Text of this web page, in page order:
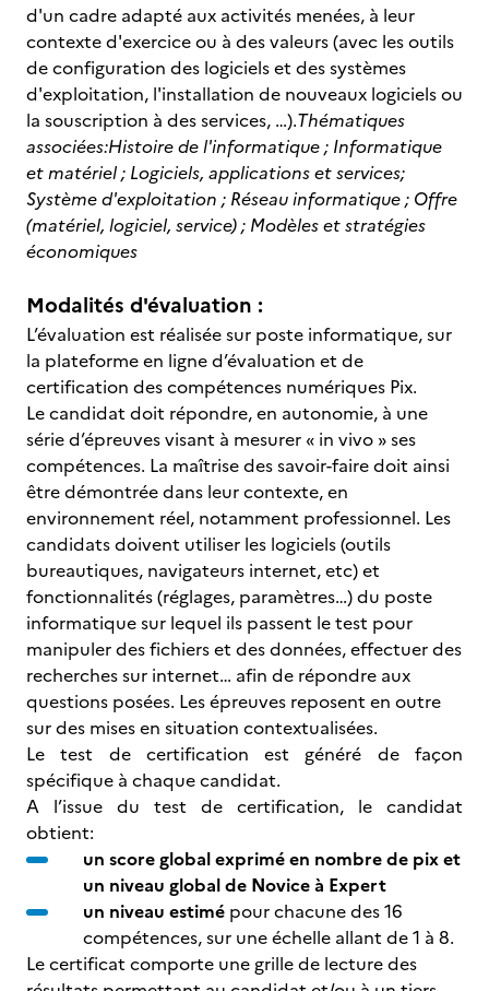
d'un cadre adapté aux activités menées, à leur
contexte d'exercice ou à des valeurs (avec les outils
de configuration des logiciels et des systèmes
d'exploitation, l'installation de nouveaux logiciels ou
la souscription à des services, …).Thématiques
associées:Histoire de l'informatique ; Informatique
et matériel ; Logiciels, applications et services;
Système d'exploitation ; Réseau informatique ; Offre
(matériel, logiciel, service) ; Modèles et stratégies
économiques
Modalités d'évaluation :
L’évaluation est réalisée sur poste informatique, sur
la plateforme en ligne d’évaluation et de
certification des compétences numériques Pix.
Le candidat doit répondre, en autonomie, à une
série d’épreuves visant à mesurer « in vivo » ses
compétences. La maîtrise des savoir-faire doit ainsi
être démontrée dans leur contexte, en
environnement réel, notamment professionnel. Les
candidats doivent utiliser les logiciels (outils
bureautiques, navigateurs internet, etc) et
fonctionnalités (réglages, paramètres…) du poste
informatique sur lequel ils passent le test pour
manipuler des fichiers et des données, effectuer des
recherches sur internet… afin de répondre aux
questions posées. Les épreuves reposent en outre
sur des mises en situation contextualisées.
Le test de certification est généré de façon
spécifique à chaque candidat.
A l’issue du test de certification, le candidat
obtient:
un score global exprimé en nombre de pixet
un niveau global de Novice à Expert
un niveau estimé pour chacune des 16
compétences, sur une échelle allant de 1 à 8.
Le certificat comporte une grille de lecture des